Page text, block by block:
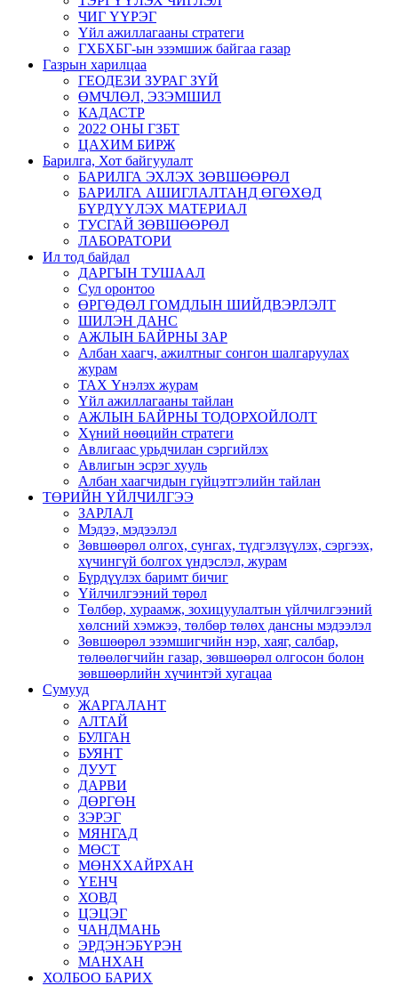
ЧИГ ҮҮРЭГ
Үйл ажиллагааны стратеги
ГХБХБГ-ын эзэмшиж байгаа газар
Газрын харилцаа
ГЕОДЕЗИ ЗУРАГ ЗҮЙ
ӨМЧЛӨЛ, ЭЗЭМШИЛ
КАДАСТР
2022 ОНЫ ГЗБТ
ЦАХИМ БИРЖ
Барилга, Хот байгуулалт
БАРИЛГА ЭХЛЭХ ЗӨВШӨӨРӨЛ
БАРИЛГА АШИГЛАЛТАНД ӨГӨХӨД
БҮРДҮҮЛЭХ МАТЕРИАЛ
ТУСГАЙ ЗӨВШӨӨРӨЛ
ЛАБОРАТОРИ
Ил тод байдал
ДАРГЫН ТУШААЛ
Сул оронтоо
ӨРГӨДӨЛ ГОМДЛЫН ШИЙДВЭРЛЭЛТ
ШИЛЭН ДАНС
АЖЛЫН БАЙРНЫ ЗАР
Албан хаагч, ажилтныг сонгон шалгаруулах
журам
ТАХ Үнэлэх журам
Үйл ажиллагааны тайлан
АЖЛЫН БАЙРНЫ ТОДОРХОЙЛОЛТ
Хүний нөөцийн стратеги
Авлигаас урьдчилан сэргийлэх
Авлигын эсрэг хууль
Албан хаагчидын гүйцэтгэлийн тайлан
ТӨРИЙН ҮЙЛЧИЛГЭЭ
ЗАРЛАЛ
Мэдээ, мэдээлэл
Зөвшөөрөл олгох, сунгах, түдгэлзүүлэх, сэргээх,
хүчингүй болгох үндэслэл, журам
Бүрдүүлэх баримт бичиг
Үйлчилгээний төрөл
Төлбөр, хураамж, зохицуулалтын үйлчилгээний
хөлсний хэмжээ, төлбөр төлөх дансны мэдээлэл
Зөвшөөрөл эзэмшигчийн нэр, хаяг, салбар,
төлөөлөгчийн газар, зөвшөөрөл олгосон болон
зөвшөөрлийн хүчинтэй хугацаа
Сумууд
ЖАРГАЛАНТ
АЛТАЙ
БУЛГАН
БУЯНТ
ДУУТ
ДАРВИ
ДӨРГӨН
ЗЭРЭГ
МЯНГАД
МӨСТ
МӨНХХАЙРХАН
ҮЕНЧ
ХОВД
ЦЭЦЭГ
ЧАНДМАНЬ
ЭРДЭНЭБҮРЭН
МАНХАН
ХОЛБОО БАРИХ